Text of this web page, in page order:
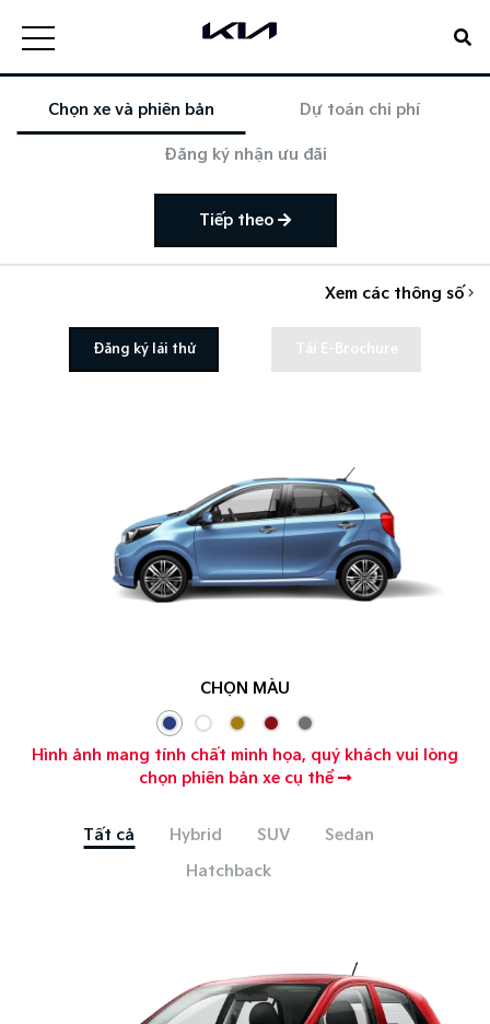
Chọn xe và phiên bản Dự toán chi phí
Đăng ký nhận ưu đãi
Tiếp theo
Xem các thông số
Đăng ký lái thử Tải E-Brochure
CHỌN MÀU
Hình ảnh mang tính chất minh họa, quý khách vui lòng
chọn phiên bản xe cụ thể
Tất cả Hybrid SUV
Sedan
Hatchback